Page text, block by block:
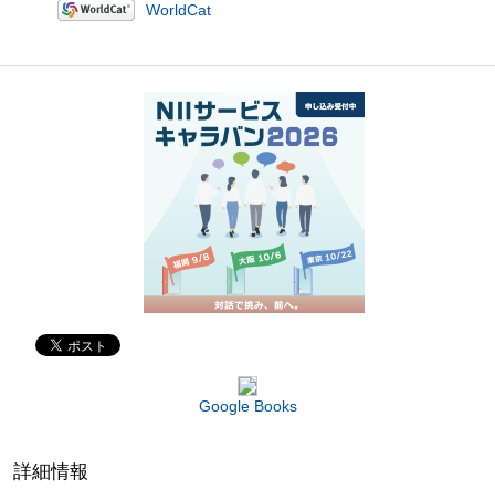
WorldCat
Google Books
詳細情報